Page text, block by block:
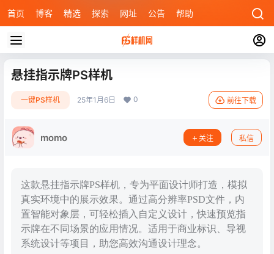
首页 博客 精选 探索 网址 公告 帮助
悬挂指示牌PS样机
一键PS样机 25年1月6日 0 前往下载
momo 关注 私信
这款悬挂指示牌PS样机，专为平面设计师打造，模拟
真实环境中的展示效果。通过高分辨率PSD文件，内
置智能对象层，可轻松插入自定义设计，快速预览指
示牌在不同场景的应用情况。适用于商业标识、导视
系统设计等项目，助您高效沟通设计理念。